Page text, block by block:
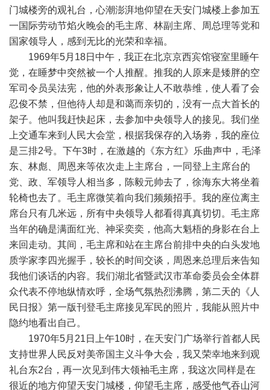
门城楼旁的观礼台，心潮澎湃地仰望在天安门城楼上参加五
一国际劳动节焰火晚会的毛主席、林副主席、周总理等党和
国家领导人，感到无比的光荣和幸福。
1969年5月18日中午，我正在北京京西宾馆寝室里睡午
觉，在睡梦中突然被一个人推醒。推我的人原来是矮胖的空
军司令员吴法宪，他的外表形象让人不敢恭维，使人看了会
忍俊不禁，但他待人却是和蔼而亲切的，没有一点大首长的
架子。他叫我赶快起床，去参加中央领导人的接见。我们坐
上交通车来到人民大会堂，根据我保存的入场劵，我的座位
是三排2号。下午3时，在激越的《东方红》乐曲声中，毛泽
东、林彪、周恩来等依次走上主席台，一同登上主席台的
党、政、军领导人相当多，陈毅元帅去了，徐海东大将坐着
轮椅也去了。毛主席微笑着向我们频频招手。我的座位离主
席台只有几米远，所有中央领导人都看得真真切切。毛主席
当年的确是满面红光、神采奕奕，他高大魁梧的身影在台上
来回走动。其间，毛主席和站在主席台前排中央的白头发地
质学家李四光握手，较长的时间交谈，周恩来总理后来告知
我他们谈话的内容。我们湖北省暨武汉市革命委员会全体群
众代表不停地纵情欢呼，全场气氛热烈沸腾，第二天的《人
民日报》第一版刊登毛主席接见军民的照片，我能从照片中
隐约地看出自己。
1970年5月21日上午10时，在天安门广场举行首都人民
支持世界人民反对美帝国主义斗争大会，我又荣幸地来到观
礼台东2台，再一次见到伟大领袖毛主席，我这次同样是在
很近的地方仰望天安门城楼，仰望毛主席，感受他气吞山河